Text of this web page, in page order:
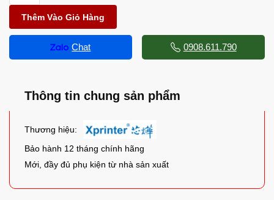
Thêm Vào Giỏ Hàng
Chat 0908.611.790
Thông tin chung sản phẩm
Thương hiệu:
Bảo hành 12 tháng chính hãng
Mới, đầy đủ phụ kiện từ nhà sản xuất